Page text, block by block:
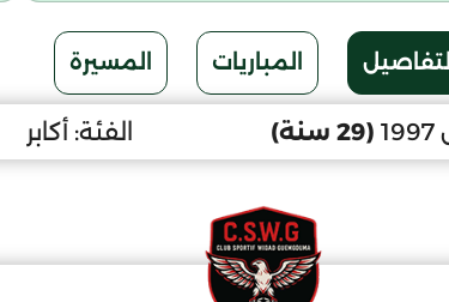
التفاصيل المباريات المسيرة
(29 سنة) الفئة: أكابر